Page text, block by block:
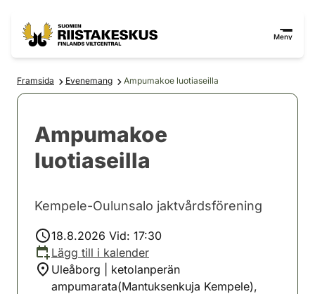
Meny
Framsida Evenemang Ampumakoe luotiaseilla
Ampumakoe
luotiaseilla
Kempele-Oulunsalo jaktvårdsförening
18.8.2026 Vid: 17:30
Lägg till i kalender
Uleåborg | ketolanperän
ampumarata(Mantuksenkuja Kempele),